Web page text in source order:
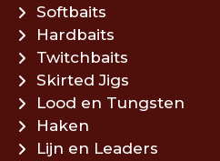
Softbaits
Hardbaits
Twitchbaits
Skirted Jigs
Lood en Tungsten
Haken
Lijn en Leaders